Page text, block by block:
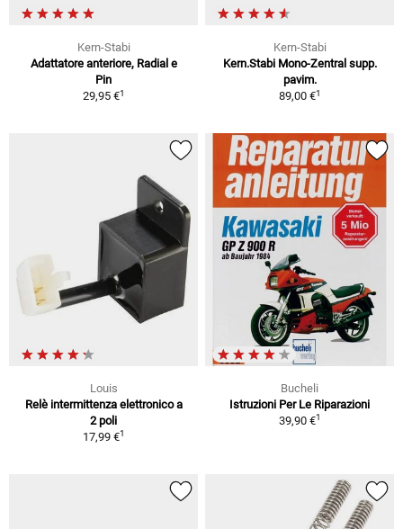
Kern-Stabi
Adattatore anteriore, Radial e
Pin
29,95 €1
Kern-Stabi
Kern.Stabi Mono-Zentral supp.
pavim.
89,00 €1
Louis
Relè intermittenza elettronico a
2 poli
17,99 €1
Bucheli
Istruzioni Per Le Riparazioni
39,90 €1